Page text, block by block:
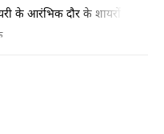
के आरंभिक दौर के शायरों में